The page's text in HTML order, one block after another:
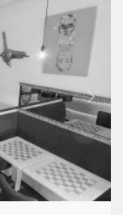
Suivant